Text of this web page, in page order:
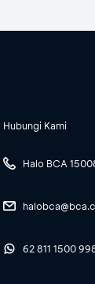
Hubungi Kami
Halo BCA
62 811 1500